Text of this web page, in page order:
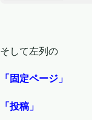
そして左列の
「固定ページ」
「投稿」